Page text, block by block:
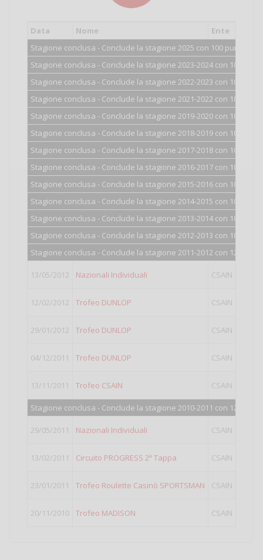
Data Nome Ente
Stagione conclusa - Conclude la stagione 2025 con 100 punti.
Stagione conclusa - Conclude la stagione 2023-2024 con 100 punti.
Stagione conclusa - Conclude la stagione 2022-2023 con 100 punti.
Stagione conclusa - Conclude la stagione 2021-2022 con 100 punti.
Stagione conclusa - Conclude la stagione 2019-2020 con 100 punti.
Stagione conclusa - Conclude la stagione 2018-2019 con 100 punti.
Stagione conclusa - Conclude la stagione 2017-2018 con 100 punti.
Stagione conclusa - Conclude la stagione 2016-2017 con 100 punti.
Stagione conclusa - Conclude la stagione 2015-2016 con 100 punti.
Stagione conclusa - Conclude la stagione 2014-2015 con 101 punti.
Stagione conclusa - Conclude la stagione 2013-2014 con 103 punti.
Stagione conclusa - Conclude la stagione 2012-2013 con 109 punti.
Stagione conclusa - Conclude la stagione 2011-2012 con 128 punti.
13/05/2012 Nazionali Individuali CSAIN
12/02/2012 Trofeo DUNLOP CSAIN
29/01/2012 Trofeo DUNLOP CSAIN
04/12/2011 Trofeo DUNLOP CSAIN
13/11/2011 Trofeo CSAIN CSAIN
Stagione conclusa - Conclude la stagione 2010-2011 con 127 punti.
29/05/2011 Nazionali Individuali CSAIN
13/02/2011 Circuito PROGRESS 2ª Tappa CSAIN
23/01/2011 Trofeo Roulette Casinò SPORTSMAN CSAIN
20/11/2010 Trofeo MADISON CSAIN